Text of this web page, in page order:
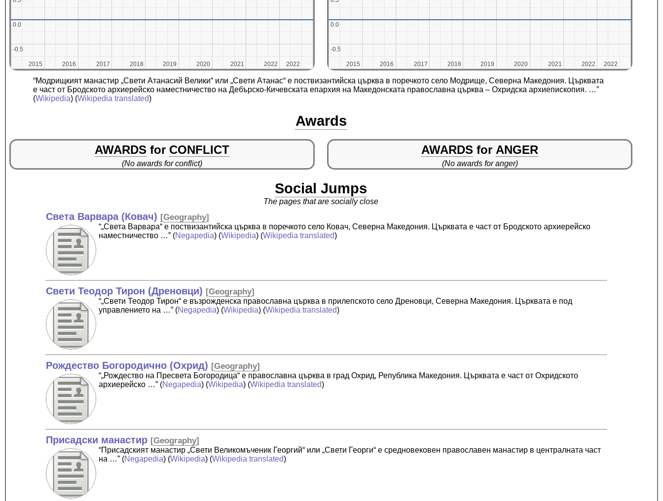
2015
2015 2016
2016 2017
2017 2018
2018 2019
2019 2020
2020 2021
2021 2022
2022 2022
2022
-0.5
-0.5
0.0
0.0
2015
2015 2016
2016 2017
2017 2018
2018 2019
2019 2020
2020 2021
2021 2022
2022 2022
2022
-0.5
-0.5
0.0
0.0
“Модрищкият манастир „Свети Атанасий Велики“ или „Свети Атанас“ е поствизантийска църква в поречкото село Модрище, Северна Македония. Църквата
е част от Бродското архиерейско наместничество на Дебърско-Кичевската епархия на Македонската православна църква – Охридска архиепископия. …”
(Wikipedia) (Wikipedia translated)
Awards
AWARDS for CONFLICT
(No awards for conflict)
AWARDS for ANGER
(No awards for anger)
Social Jumps
The pages that are socially close
Света Варвара (Ковач) [Geography]
“„Света Варвара“ е поствизантийска църква в поречкото село Ковач, Северна Македония. Църквата е част от Бродското архиерейско
наместничество …” (Negapedia) (Wikipedia) (Wikipedia translated)
Свети Теодор Тирон (Дреновци) [Geography]
“„Свети Теодор Тирон“ е възрожденска православна църква в прилепското село Дреновци, Северна Македония. Църквата е под
управлението на …” (Negapedia) (Wikipedia) (Wikipedia translated)
Рождество Богородично (Охрид) [Geography]
“„Рождество на Пресвета Богородица“ е православна църква в град Охрид, Република Македония. Църквата е част от Охридското
архиерейско …” (Negapedia) (Wikipedia) (Wikipedia translated)
Присадски манастир [Geography]
“Присадският манастир „Свети Великомъченик Георгий“ или „Свети Георги“ е средновековен православен манастир в централната част
на …” (Negapedia) (Wikipedia) (Wikipedia translated)